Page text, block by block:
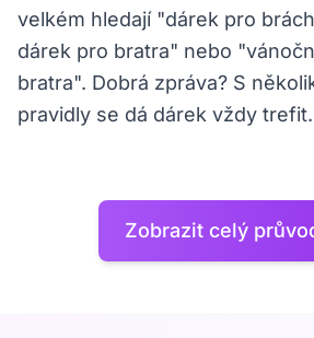
velkém hledají "dárek pro
dárek pro bratra" nebo
bratra". Dobrá zpráva? S
pravidly se dá dárek vždy trefit.
🎁 Dárky podle
• 🎂 Dárky k narozeninám pro
Zobrazit celý